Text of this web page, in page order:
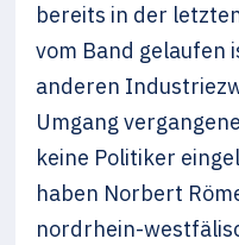
bereits in der
vom Band gelaufen
anderen
Umgang
keine Politiker
haben Norbert
nordrhein-